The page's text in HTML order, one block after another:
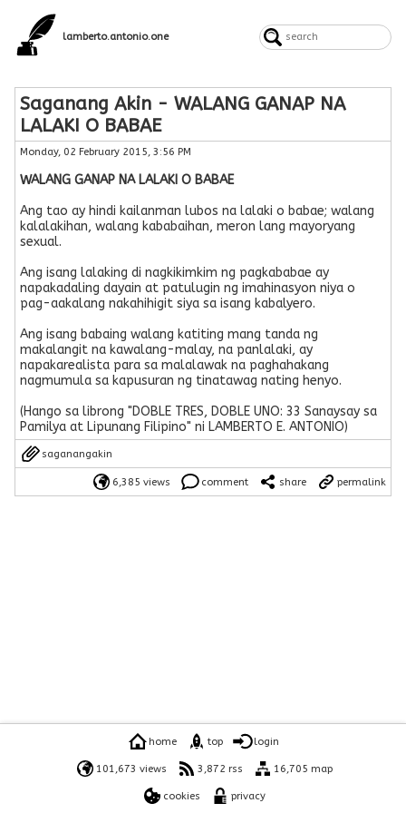
lamberto.antonio.one
Saganang Akin - WALANG GANAP NA
LALAKI O BABAE
Monday, 02 February 2015, 3:56 PM
WALANG GANAP NA LALAKI O BABAE
Ang tao ay hindi kailanman lubos na lalaki o babae; walang
kalalakihan, walang kababaihan, meron lang mayoryang
sexual.
Ang isang lalaking di nagkikimkim ng pagkababae ay
napakadaling dayain at patulugin ng imahinasyon niya o
pag-aakalang nakahihigit siya sa isang kabalyero.
Ang isang babaing walang katiting mang tanda ng
makalangit na kawalang-malay, na panlalaki, ay
napakarealista para sa malalawak na paghahakang
nagmumula sa kapusuran ng tinatawag nating henyo.
(Hango sa librong "DOBLE TRES, DOBLE UNO: 33 Sanaysay sa
Pamilya at Lipunang Filipino" ni LAMBERTO E. ANTONIO)
saganangakin
6,385 views comment share permalink
home top login
101,673 views 3,872 rss 16,705 map
cookies privacy